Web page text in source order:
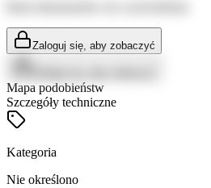
Zaloguj się, aby zobaczyć
Mapa podobieństw
Szczegóły techniczne
Kategoria
Nie określono